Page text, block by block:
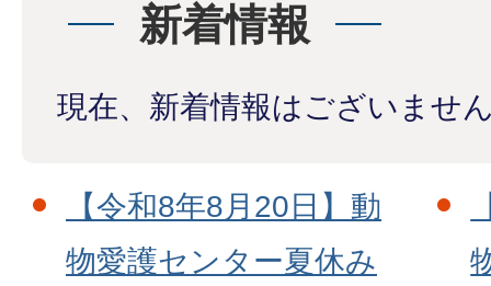
新着情報
現在、新着情報はございませ
【令和8年8月20日】動
物愛護センター夏休み